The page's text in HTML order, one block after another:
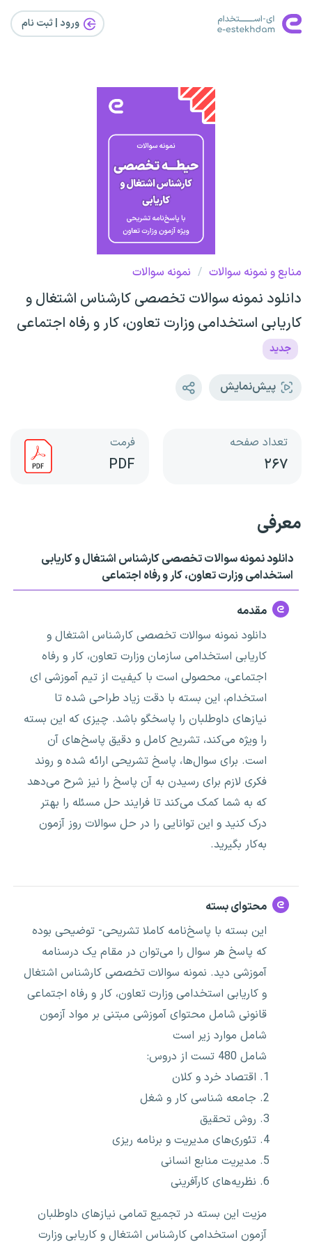
ورود | ثبت‌ نام
منابع و نمونه سوالات / نمونه سوالات
دانلود نمونه سوالات تخصصی کارشناس اشتغال و
کاریابی استخدامی وزارت تعاون، کار و رفاه اجتماعی
جدید
پیش‌نمایش
تعداد صفحه
۲۶۷
فرمت
PDF
معرفی
دانلود نمونه سوالات تخصصی کارشناس اشتغال و کاریابی
استخدامی وزارت تعاون، کار و رفاه اجتماعی
مقدمه
دانلود نمونه سوالات تخصصی کارشناس اشتغال و
کاریابی استخدامی سازمان وزارت تعاون، کار و رفاه
اجتماعی، محصولی است با کیفیت از تیم آموزشی ای
استخدام، این بسته با دقت زیاد طراحی شده تا
نیازهای داوطلبان را پاسخگو باشد. چیزی که این بسته
را ویژه می‌کند، تشریح کامل و دقیق پاسخ‌های آن
است. برای سوال‌ها، پاسخ تشریحی ارائه شده و روند
فکری لازم برای رسیدن به آن پاسخ را نیز شرح می‌دهد
که به شما کمک می‌کند تا فرایند حل مسئله را بهتر
درک کنید و این توانایی را در حل سوالات روز آزمون
به‌کار بگیرید.
محتوای بسته
این بسته با پاسخ‌نامه کاملا تشریحی- توضیحی بوده
که پاسخ هر سوال را می‌توان در مقام یک درسنامه
آموزشی دید. نمونه سوالات تخصصی کارشناس اشتغال
و کاریابی استخدامی وزارت تعاون، کار و رفاه اجتماعی
قانونی شامل محتوای آموزشی مبتنی بر مواد آزمون
شامل موارد زیر است
شامل 480 تست از دروس:
اقتصاد خرد و کلان
جامعه شناسی کار و شغل
روش تحقیق
تئوری‌های مدیریت و برنامه ریزی
مدیریت منابع انسانی
نظریه‌های کارآفرینی
مزیت این بسته در تجمیع تمامی نیازهای داوطلبان
آزمون استخدامی کارشناس اشتغال و کاریابی وزارت